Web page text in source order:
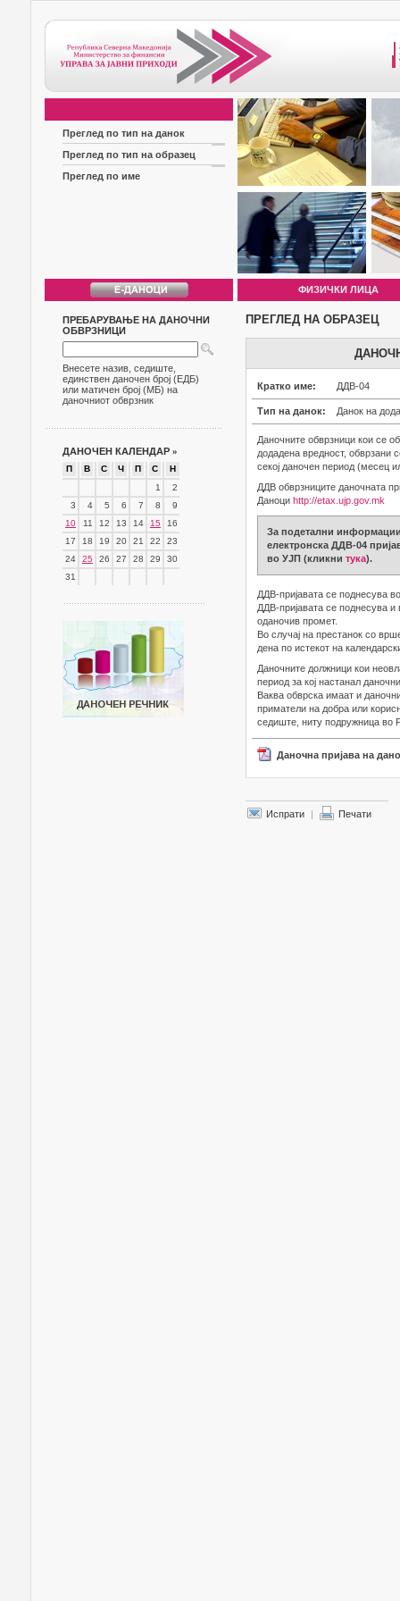
Преглед по тип на данок
Преглед по тип на образец
Преглед по име
ФИЗИЧКИ ЛИЦА
ПРЕБАРУВАЊЕ НА ДАНОЧНИ
ОБВРЗНИЦИ
Внесете назив, седиште,
единствен даночен број (ЕДБ)
или матичен број (МБ) на
даночниот обврзник
ДАНОЧЕН КАЛЕНДАР »
П В С Ч П С
Н
1
2
3
4 5 6 7 8
9
10
11 12 13 14 15
16
17
18 19 20 21 22
23
24
25 26 27 28 29
30
31
ПРЕГЛЕД НА ОБРАЗЕЦ
Кратко име: ДДВ-04
Тип на данок: Данок на
Даночните обврзници кои се
додадена вредност, обврзани
секој даночен период (месец
ДДВ обврзниците даночната
Даноци http://etax.ujp.gov.mk
За подетални информации
електронска ДДВ-04
во УЈП (кликни тука).
ДДВ-пријавата се поднесува
ДДВ-пријавата се поднесува
оданочив промет.
Во случај на престанок со
дена по истекот на
Даночните должници кои
период за кој настанал
Ваква обврска имаат и
приматели на добра или
седиште, ниту подружница во
Даночна пријава на
Испрати | Печати